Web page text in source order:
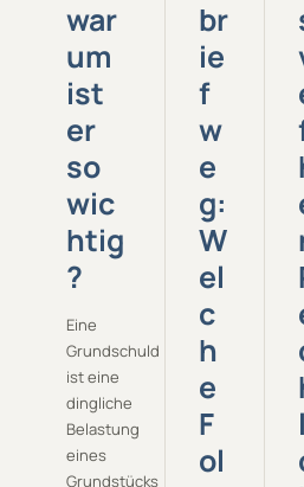
war
um
ist
er
so
wic
htig
?
Eine
Grundschuld
ist eine
dingliche
Belastung
eines
Grundstücks
br
ie
f
w
e
g:
W
el
c
h
e
F
ol